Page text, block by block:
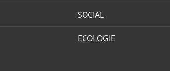
SOCIAL
ECOLOGIE